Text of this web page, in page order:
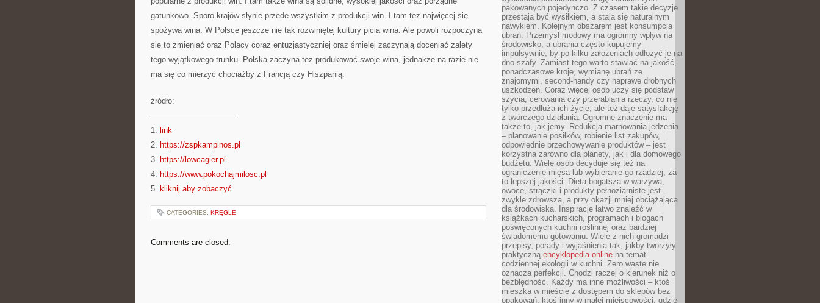
gatunkowo. Sporo krajów słynie przede wszystkim z produkcji win. I tam tez najwięcej się
spożywa wina. W Polsce jeszcze nie tak rozwiniętej kultury picia wina. Ale powoli rozpoczyna
się to zmieniać oraz Polacy coraz entuzjastyczniej oraz śmielej zaczynają doceniać zalety
tego wyjątkowego trunku. Polska zaczyna też produkować swoje wina, jednakże na razie nie
ma się co mierzyć chociażby z Francją czy Hiszpanią.
źródło:
———————————
1. link
2. https://zspkampinos.pl
3. https://lowcagier.pl
4. https://www.pokochajmilosc.pl
5. kliknij aby zobaczyć
CATEGORIES: KRĘGLE
Comments are closed.
pakowanych pojedynczo. Z czasem takie decyzje
przestają być wysiłkiem, a stają się naturalnym
nawykiem. Kolejnym obszarem jest konsumpcja
ubrań. Przemysł modowy ma ogromny wpływ na
środowisko, a ubrania często kupujemy
impulsywnie, by po kilku założeniach odłożyć je na
dno szafy. Zamiast tego warto stawiać na jakość,
ponadczasowe kroje, wymianę ubrań ze
znajomymi, second-handy czy naprawę drobnych
uszkodzeń. Coraz więcej osób uczy się podstaw
szycia, cerowania czy przerabiania rzeczy, co nie
tylko przedłuża ich życie, ale też daje satysfakcję
z twórczego działania. Ogromne znaczenie ma
także to, jak jemy. Redukcja marnowania jedzenia
– planowanie posiłków, robienie list zakupów,
odpowiednie przechowywanie produktów – jest
korzystna zarówno dla planety, jak i dla domowego
budżetu. Wiele osób decyduje się też na
ograniczenie mięsa lub wybieranie go rzadziej, za
to lepszej jakości. Dieta bogatsza w warzywa,
owoce, strączki i produkty pełnoziarniste jest
zwykle zdrowsza, a przy okazji mniej obciążająca
dla środowiska. Inspiracje łatwo znaleźć w
książkach kucharskich, programach i blogach
poświęconych kuchni roślinnej oraz bardziej
świadomemu gotowaniu. Wiele z nich gromadzi
przepisy, porady i wyjaśnienia tak, jakby tworzyły
praktyczną encyklopedia online na temat
codziennej ekologii w kuchni. Zero waste nie
oznacza perfekcji. Chodzi raczej o kierunek niż o
bezbłędność. Każdy ma inne możliwości – ktoś
mieszka w mieście z dostępem do sklepów bez
opakowań, ktoś inny w małej miejscowości, gdzie